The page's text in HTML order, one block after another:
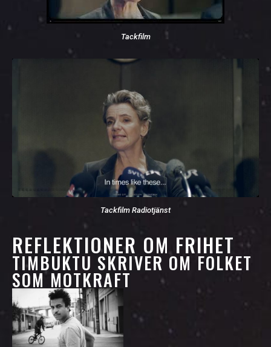
Tackfilm
Tackfilm Radiotjänst
REFLEKTIONER OM FRIHET
TIMBUKTU SKRIVER OM FOLKET
SOM MOTKRAFT